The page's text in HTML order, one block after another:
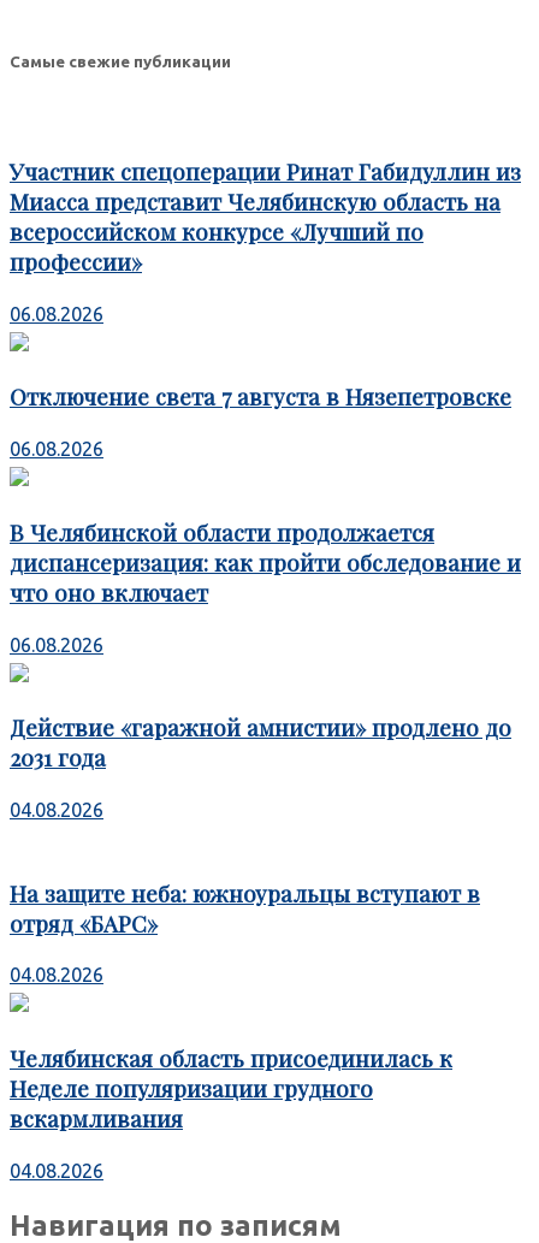
Самые свежие публикации
Участник спецоперации Ринат Габидуллин из
Миасса представит Челябинскую область на
всероссийском конкурсе «Лучший по
профессии»
06.08.2026
Отключение света 7 августа в Нязепетровске
06.08.2026
В Челябинской области продолжается
диспансеризация: как пройти обследование и
что оно включает
06.08.2026
Действие «гаражной амнистии» продлено до
2031 года
04.08.2026
На защите неба: южноуральцы вступают в
отряд «БАРС»
04.08.2026
Челябинская область присоединилась к
Неделе популяризации грудного
вскармливания
04.08.2026
Навигация по записям